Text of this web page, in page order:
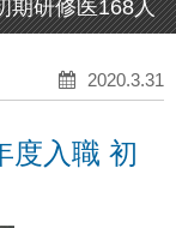
期研修医168人
2020.3.31
度入職 初